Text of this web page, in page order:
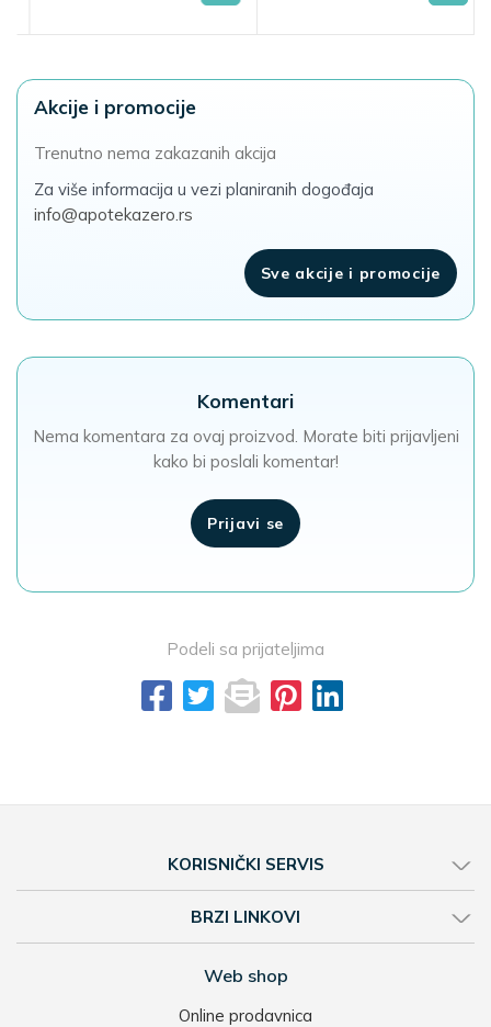
Komentari
Nema komentara za ovaj proizvod. Morate biti prijavljeni
kako bi poslali komentar!
Prijavi se
Podeli sa prijateljima
Akcije i promocije
Trenutno nema zakazanih akcija
Za više informacija u vezi planiranih dogođaja
info@apotekazero.rs
Sve akcije i promocije
KORISNIČKI SERVIS
BRZI LINKOVI
Web shop
Online prodavnica